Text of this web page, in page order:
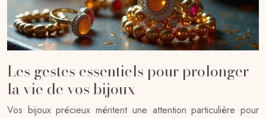
Les gestes essentiels pour prolonger
la vie de vos bijoux
Vos bijoux précieux méritent une attention particulière pour